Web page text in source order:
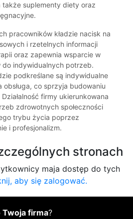
suplementy diety oraz
pracowników kładzie nacisk na
i rzetelnych informacji
oraz zapewnia wsparcie w
indywidualnych potrzeb.
podkreślane są indywidualne
co sprzyja budowaniu
firmy ukierunkowana
zdrowotnych społeczności
trybu życia poprzez
i profesjonalizm.
stronach
maja dostęp do tych
aby się zalogować.
Twoja firma?